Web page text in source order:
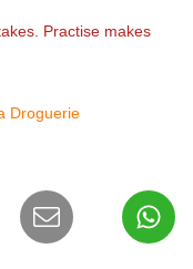
Practise makes
Droguerie